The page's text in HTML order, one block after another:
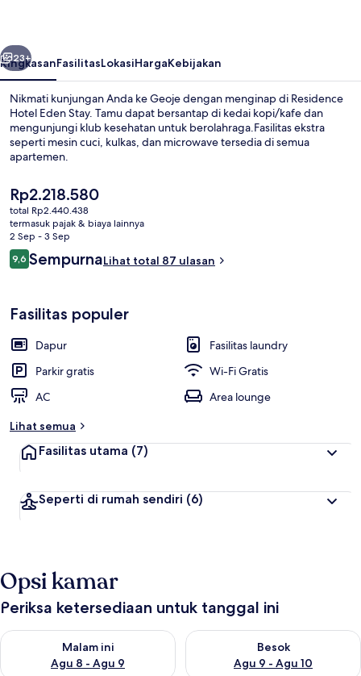
Berikutnya
23+
RingkasanFasilitasLokasiHargaKebijakan
Nikmati kunjungan Anda ke Geoje dengan menginap di Residence
Hotel Eden Stay. Tamu dapat bersantap di kedai kopi/kafe dan
mengunjungi klub kesehatan untuk berolahraga.Fasilitas ekstra
seperti mesin cuci, kulkas, dan microwave tersedia di semua
apartemen.
Harga
saat
ini
Rp2.218.580
Rp2.218.580
total Rp2.440.438
termasuk pajak & biaya lainnya
2 Sep - 3 Sep
Ulasan
9,69,6 dari 10
SempurnaLihat total 87 ulasan
Fasilitas populer
Dapur
Fasilitas laundry
Parkir gratis
Wi-Fi Gratis
AC
Area lounge
Lihat semua
Fasilitas utama (7)
Seperti di rumah sendiri (6)
Opsi kamar
Periksa ketersediaan untuk tanggal ini
Malam ini
Agu 8 - Agu 9
Periksa ketersediaan untuk malam ini Agu 8 - Agu 9
Besok
Agu 9 - Agu 10
Periksa ketersediaan untuk